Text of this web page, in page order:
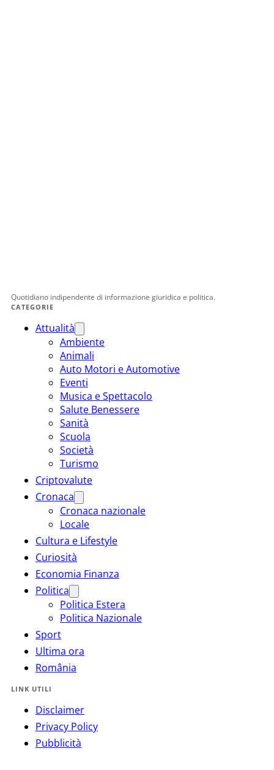
Quotidiano indipendente di informazione giuridica e politica.
CATEGORIE
Attualità
Ambiente
Animali
Auto Motori e Automotive
Eventi
Musica e Spettacolo
Salute Benessere
Sanità
Scuola
Società
Turismo
Criptovalute
Cronaca
Cronaca nazionale
Locale
Cultura e Lifestyle
Curiosità
Economia Finanza
Politica
Politica Estera
Politica Nazionale
Sport
Ultima ora
România
LINK UTILI
Disclaimer
Privacy Policy
Pubblicità